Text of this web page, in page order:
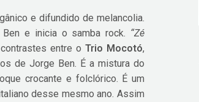
e difundido de melancolia.
e inicia o samba rock. “Zé
entre o Trio Mocotó,
de Jorge Ben. É a mistura do
crocante e folclórico. É um
desse mesmo ano. Assim